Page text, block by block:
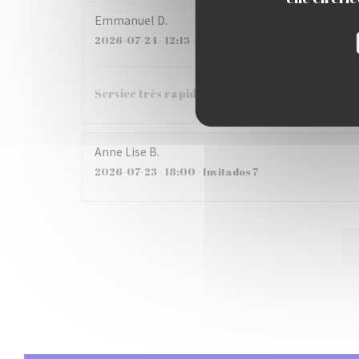
Emmanuel D
2026-07-24- 12:15 - Invitados 3
Service très rapide, plats excellents!
Anne Lise B
2026-07-23- 18:00 - Invitados 7